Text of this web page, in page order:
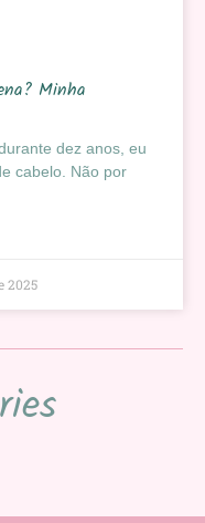
Minha
dez anos, eu
cabelo. Não por
2025